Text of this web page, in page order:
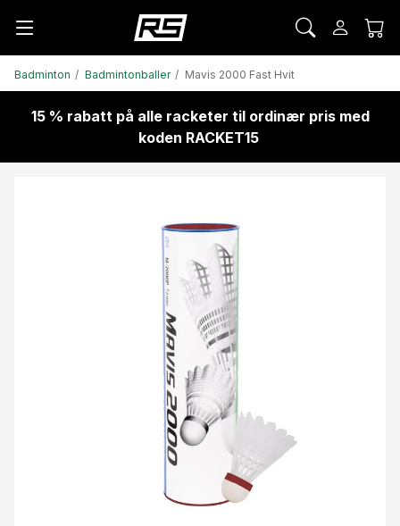
Badminton Badmintonballer Mavis 2000 Fast Hvit
15 % rabatt på alle racketer til ordinær pris med
koden RACKET15